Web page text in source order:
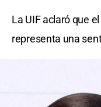
La UIF aclaró que
representa una